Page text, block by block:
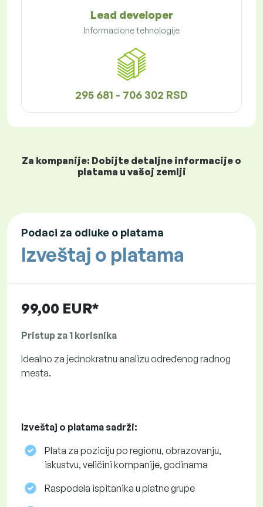
Lead developer
Informacione tehnologije
295 681 - 706 302 RSD
Za kompanije: Dobijte detaljne informacije o
platama u vašoj zemlji
Podaci za odluke o platama
Izveštaj o platama
99,00 EUR*
Pristup za 1 korisnika
Idealno za jednokratnu analizu određenog radnog
mesta.
Izveštaj o platama sadrži:
Plata za poziciju po regionu, obrazovanju,
iskustvu, veličini kompanije, godinama
Raspodela ispitanika u platne grupe